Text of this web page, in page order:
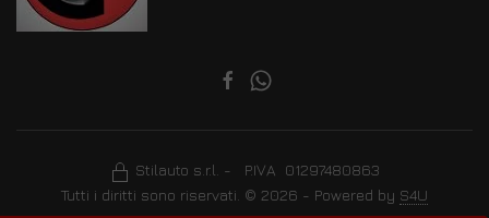
Stilauto s.r.l. - P.IVA 01297480863
Tutti i diritti sono riservati. © 2026 - Powered by S4U